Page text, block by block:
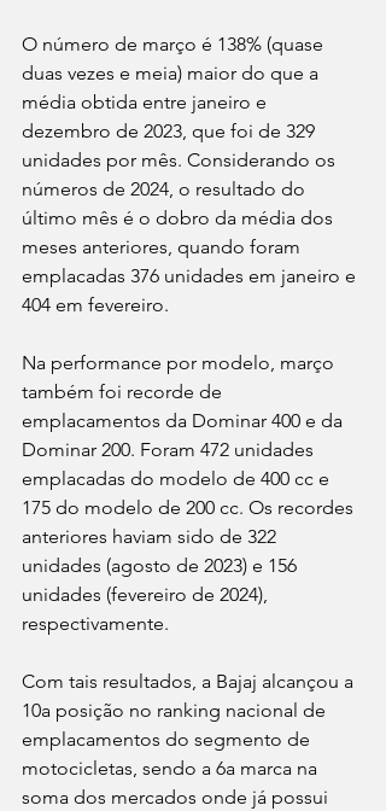
O número de março é 138% (quase
duas vezes e meia) maior do que a
média obtida entre janeiro e
dezembro de 2023, que foi de 329
unidades por mês. Considerando os
números de 2024, o resultado do
último mês é o dobro da média dos
meses anteriores, quando foram
emplacadas 376 unidades em janeiro e
404 em fevereiro.
Na performance por modelo, março
também foi recorde de
emplacamentos da Dominar 400 e da
Dominar 200. Foram 472 unidades
emplacadas do modelo de 400 cc e
175 do modelo de 200 cc. Os recordes
anteriores haviam sido de 322
unidades (agosto de 2023) e 156
unidades (fevereiro de 2024),
respectivamente.
Com tais resultados, a Bajaj alcançou a
10a posição no ranking nacional de
emplacamentos do segmento de
motocicletas, sendo a 6a marca na
soma dos mercados onde já possui